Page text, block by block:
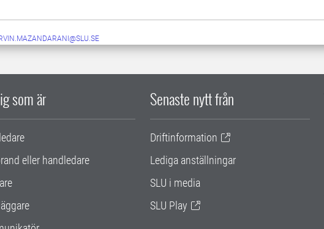
som är
eller handledare
Senaste nytt från
Driftinformation
Lediga anställningar
SLU i media
SLU Play